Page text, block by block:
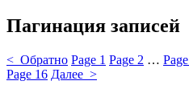
Пагинация записей
< Обратно Page 1 Page 2 … Page
Page 16 Далее >